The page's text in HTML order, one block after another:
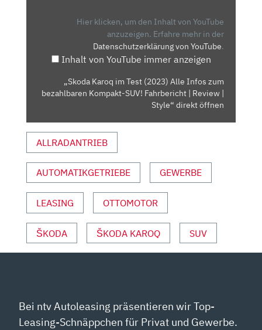
BEZAHLBAREN
KOMPAKT-
|
REVIEW
|
STYLE“
YOUTUBE
ANZEIGEN
Hier klicken, um den Inhalt von YouTube
anzuzeigen. Erfahre mehr in der
Datenschutzerklärung von YouTube.
Inhalt von YouTube immer anzeigen
„Skoda Karoq im Test (2023) Alle Infos zum
bezahlbaren Kompakt-SUV! Fahrbericht | Review |
Style“ direkt öffnen
ALLRADANTRIEB
AUTOMATIKGETRIEBE GEWERBE
LEASING OTTOMOTOR
ŠKODA ŠKODA KAROQ SUV
Bei ntv Autoleasing präsentieren wir Top-
Leasing-Schnäppchen für Privat und Gewerbe.